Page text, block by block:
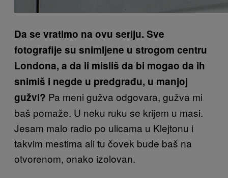
Da se vratimo na ovu seriju. Sve
fotografije su snimljene u strogom centru
Londona, a da li misliš da bi mogao da ih
snimiš i negde u predgrađu, u manjoj
gužvi? Pa meni gužva odgovara, gužva mi
baš pomaže. U neku ruku se krijem u masi.
Jesam malo radio po ulicama u Klejtonu i
takvim mestima ali tu čovek bude baš na
otvorenom, onako izolovan.